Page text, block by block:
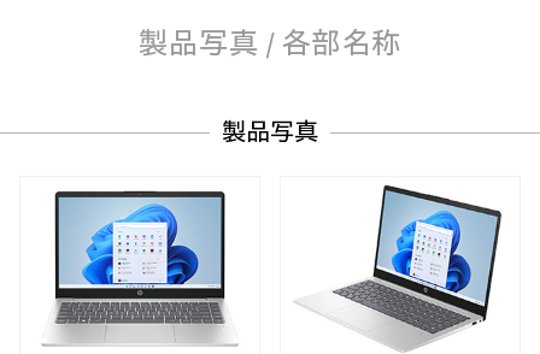
製品写真 / 各部名称
製品写真